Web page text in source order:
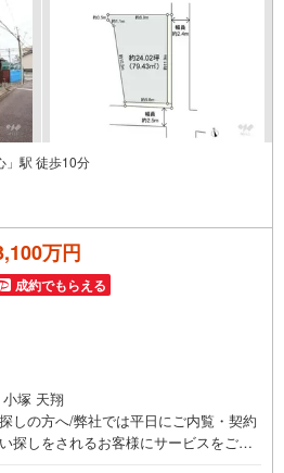
」駅 徒歩10分
万円
成約でもらえる
小塚 天翔
しの方へ/弊社では平日にご内覧・契約
探しをされるお客様にサービスをご用